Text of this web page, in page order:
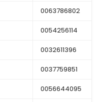
0063786802
0054256114
0032611396
0037759851
0056644095